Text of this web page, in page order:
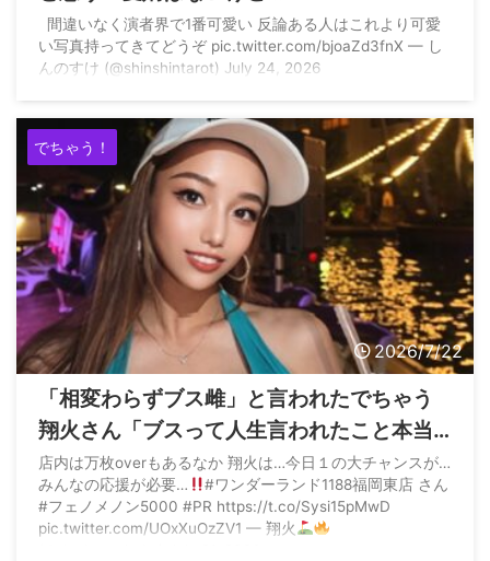
間違いなく演者界で1番可愛い 反論ある人はこれより可愛
い写真持ってきてどうぞ pic.twitter.com/bjoaZd3fnX — し
んのすけ (@shinshintarot) July 24, 2026
でちゃう！
2026/7/22
「相変わらずブス雌」と言われたでちゃう
翔火さん「ブスって人生言われたこと本当
になさすぎてびっくり」→暴言を発した理
由を犯人が正直に自白する展開へwww
店内は万枚overもあるなか 翔火は…今日１の大チャンスが…
みんなの応援が必要…
#ワンダーランド1188福岡東店 さん
#フェノメノン5000 #PR https://t.co/Sysi15pMwD
pic.twitter.com/UOxXuOzZV1 — 翔火